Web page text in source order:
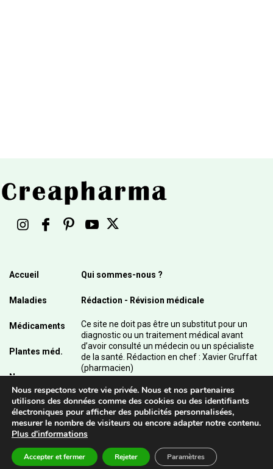
Accueil
Maladies
Médicaments
Plantes méd.
News
Qui sommes-nous ?
Rédaction - Révision médicale
Ce site ne doit pas être un substitut pour un
diagnostic ou un traitement médical avant
d’avoir consulté un médecin ou un spécialiste
de la santé. Rédaction en chef : Xavier Gruffat
(pharmacien)
© 2003 - 2026 Pharmanetis Sàrl – Tous droits
réservés / Crédits photos : Adobe Stock et
Pharmanetis Sàrl
Contact Mentions légales - CGU
Nous respectons votre vie privée. Nous et nos partenaires
utilisons des données comme des cookies ou des identifiants
électroniques pour afficher des publicités personnalisées,
mesurer le nombre de visiteurs ou encore adapter notre contenu.
Plus d'informations
Accepter et fermer Rejeter Paramètres